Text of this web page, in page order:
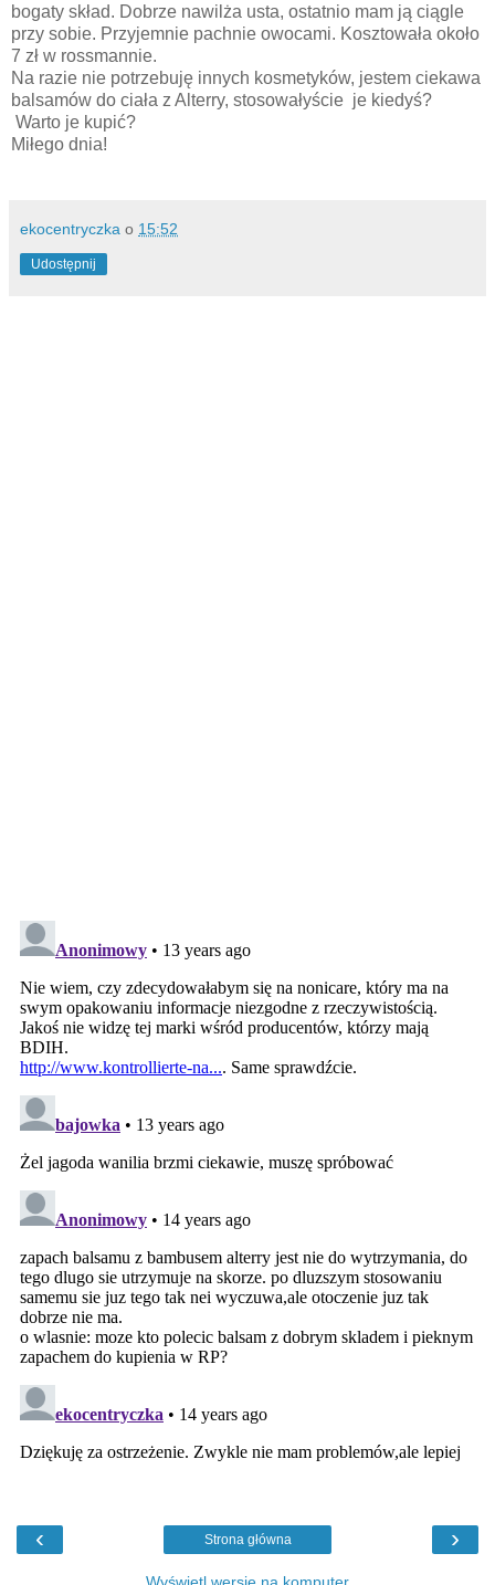
bogaty skład. Dobrze nawilża usta, ostatnio mam ją ciągle
przy sobie. Przyjemnie pachnie owocami. Kosztowała około
7 zł w rossmannie.
Na razie nie potrzebuję innych kosmetyków, jestem ciekawa
balsamów do ciała z Alterry, stosowałyście je kiedyś?
Warto je kupić?
Miłego dnia!
ekocentryczka o 15:52
Udostępnij
‹ ›
Strona główna
Wyświetl wersję na komputer